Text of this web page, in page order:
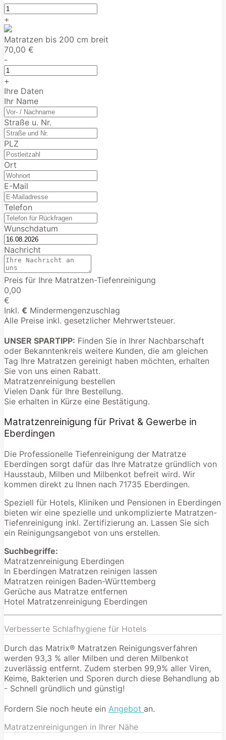
+
Matratzen bis 200 cm breit
70,00 €
-
+
Ihre Daten
Ihr Name
Straße u. Nr.
PLZ
Ort
E-Mail
Telefon
Wunschdatum
Nachricht
Preis für Ihre Matratzen-Tiefenreinigung
0,00
€
Inkl. € Mindermengenzuschlag
Alle Preise inkl. gesetzlicher Mehrwertsteuer.
UNSER SPARTIPP: Finden Sie in Ihrer Nachbarschaft
oder Bekanntenkreis weitere Kunden, die am gleichen
Tag Ihre Matratzen gereinigt haben möchten, erhalten
Sie von uns einen Rabatt.
Matratzenreinigung bestellen
Vielen Dank für Ihre Bestellung.
Sie erhalten in Kürze eine Bestätigung.
Matratzenreinigung für Privat & Gewerbe in
Eberdingen
Die Professionelle Tiefenreinigung der Matratze
Eberdingen sorgt dafür das Ihre Matratze gründlich von
Hausstaub, Milben und Milbenkot befreit wird. Wir
kommen direkt zu Ihnen nach 71735 Eberdingen.
Speziell für Hotels, Kliniken und Pensionen in Eberdingen
bieten wir eine spezielle und unkomplizierte Matratzen-
Tiefenreinigung inkl. Zertifizierung an. Lassen Sie sich
ein Reinigungsangebot von uns erstellen.
Suchbegriffe:
Matratzenreinigung Eberdingen
In Eberdingen Matratzen reinigen lassen
Matratzen reinigen Baden-Württemberg
Gerüche aus Matratze entfernen
Hotel Matratzenreinigung Eberdingen
Verbesserte Schlafhygiene für Hotels
Durch das Matrix® Matratzen Reinigungsverfahren
werden 93,3 % aller Milben und deren Milbenkot
zuverlässig entfernt. Zudem sterben 99,9% aller Viren,
Keime, Bakterien und Sporen durch diese Behandlung ab
- Schnell gründlich und günstig!
Fordern Sie noch heute ein Angebot an.
Matratzenreinigungen in Ihrer Nähe